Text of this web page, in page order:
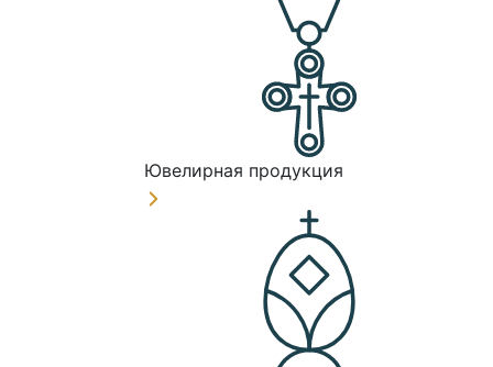
Ювелирная продукция